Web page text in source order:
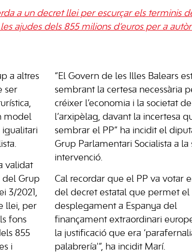
a un decret llei per escurçar els terminis
ajudes dels 855 milions d’euros per a
a altres
ser
model
igualitari
validat
del Grup
3/2021,
llei, per
fons
855
i
“El Govern de les Illes Balears
sembrant la certesa necessària
créixer l’economia i la societat de
l’arxipèlag, davant la incertesa
sembrar el PP” ha incidit el
Grup Parlamentari Socialista a la
intervenció.
Cal recordar que el PP va votar
del decret estatal que permet el
desplegament a Espanya del
finançament extraordinari
la justificació que era
palabrería'”, ha incidit Marí.